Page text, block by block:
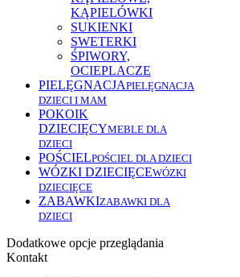
KĄPIELÓWKI
SUKIENKI
SWETERKI
ŚPIWORY,
OCIEPLACZE
PIELĘGNACJAPIELĘGNACJA
DZIECI I MAM
POKOIK
DZIECIĘCYMEBLE DLA
DZIECI
POŚCIELPOŚCIEL DLA DZIECI
WÓZKI DZIECIĘCEWÓZKI
DZIECIĘCE
ZABAWKIZABAWKI DLA
DZIECI
Dodatkowe opcje przeglądania
Kontakt